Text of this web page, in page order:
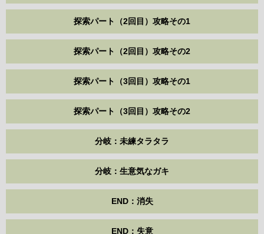
探索パート（2回目）攻略その1
探索パート（2回目）攻略その2
探索パート（3回目）攻略その1
探索パート（3回目）攻略その2
分岐：未練タラタラ
分岐：生意気なガキ
END：消失
END：失意